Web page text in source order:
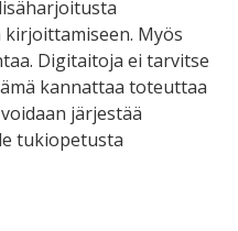
Myös
Digitaitoja ei tarvitse
kannattaa toteuttaa
järjestää
tukiopetusta